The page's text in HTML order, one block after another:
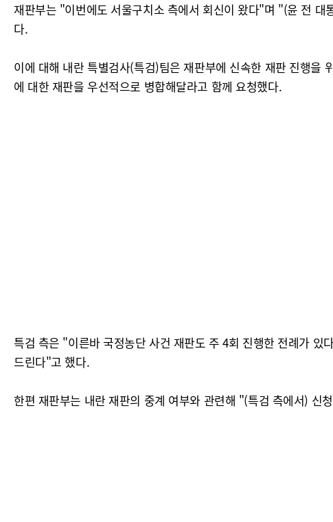
재판부는 "이번에도 서울구치소 측에서 회신이 왔다"며 "(윤 전
다.
이에 대해 내란 특별검사(특검)팀은 재판부에 신속한 재판 진행을
에 대한 재판을 우선적으로 병합해달라고 함께 요청했다.
특검 측은 "이른바 국정농단 사건 재판도 주 4회 진행한 전례가
드린다"고 했다.
한편 재판부는 내란 재판의 중계 여부와 관련해 "(특검 측에서) 신